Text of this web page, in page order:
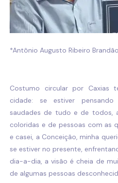
*Antônio Augusto Ribeiro Brandão
Costumo circular por Caxias
cidade: se estiver
saudades de tudo e de todos,
coloridas e de pessoas com as
e casei, a Conceição, minha
se estiver no presente,
dia-a-dia, a visão é cheia de
de algumas pessoas